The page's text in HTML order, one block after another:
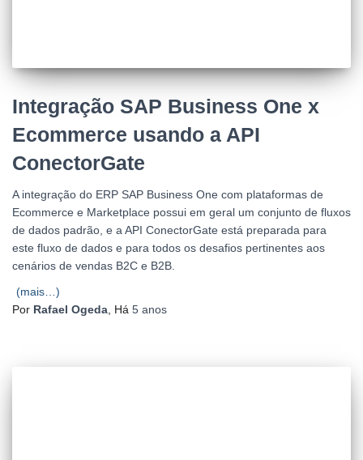
Integração SAP Business One x
Ecommerce usando a API
ConectorGate
A integração do ERP SAP Business One com plataformas de
Ecommerce e Marketplace possui em geral um conjunto de fluxos
de dados padrão, e a API ConectorGate está preparada para
este fluxo de dados e para todos os desafios pertinentes aos
cenários de vendas B2C e B2B.
(mais…)
Por Rafael Ogeda, Há 5 anos